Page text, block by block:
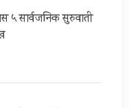
५ सार्वजनिक सुरुवाती